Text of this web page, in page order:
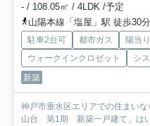
- / 108.05㎡ / 4LDK /予定
山陽本線「塩屋」駅 徒歩30分
駐車2台可 都市ガス 陽当
ウォークインクロゼット
シ
新築
神戸市垂水区エリアでの住まい
山台 第1期 新築一戸建て」は